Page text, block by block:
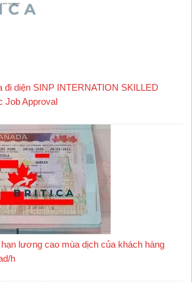
đi diện SINP INTERNATION SKILLED
Job Approval
lương cao mùa dịch của khách hàng
h